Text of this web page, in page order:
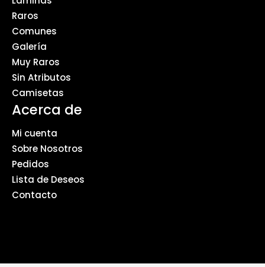
Raros
Comunes
Galería
Muy Raros
Sin Atributos
Camisetas
Acerca de
Mi cuenta
Sobre Nosotros
Pedidos
Lista de Deseos
Contacto